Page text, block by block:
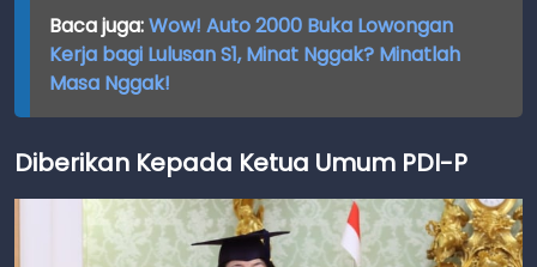
Baca juga:Wow! Auto 2000 Buka Lowongan
Kerja bagi Lulusan S1, Minat Nggak? Minatlah
Masa Nggak!
Diberikan Kepada Ketua Umum PDI-P